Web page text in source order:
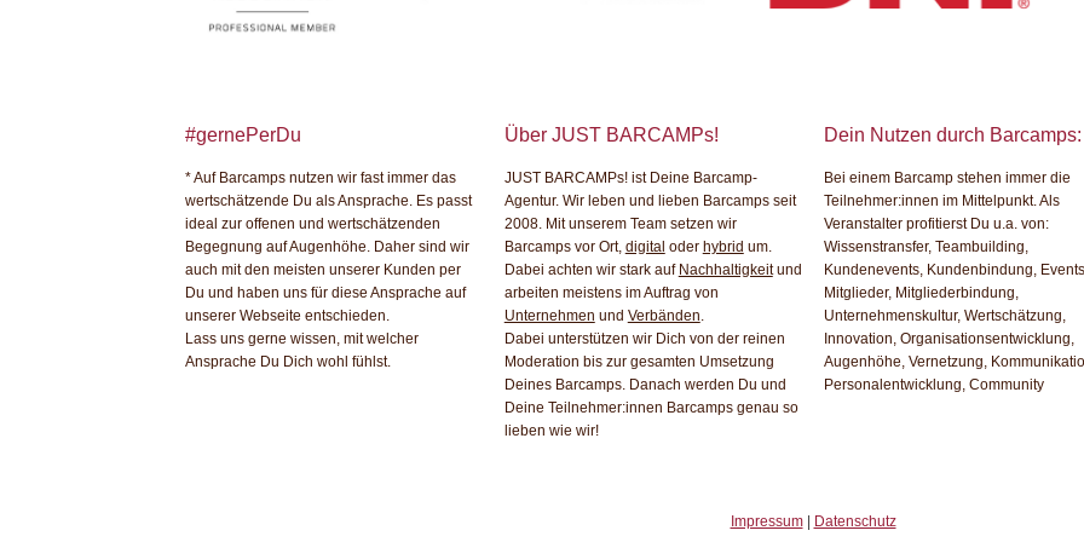
#gernePerDu
* Auf Barcamps nutzen wir fast immer das
wertschätzende Du als Ansprache. Es passt
ideal zur offenen und wertschätzenden
Begegnung auf Augenhöhe. Daher sind wir
auch mit den meisten unserer Kunden per
Du und haben uns für diese Ansprache auf
unserer Webseite entschieden.
Lass uns gerne wissen, mit welcher
Ansprache Du Dich wohl fühlst.
Über JUST BARCAMPs!
JUST BARCAMPs! ist Deine Barcamp-
Agentur. Wir leben und lieben Barcamps seit
2008. Mit unserem Team setzen wir
Barcamps vor Ort, digital oder hybrid um.
Dabei achten wir stark auf Nachhaltigkeitund
arbeiten meistens im Auftrag von
Unternehmen und Verbänden.
Dabei unterstützen wir Dich von der reinen
Moderation bis zur gesamten Umsetzung
Deines Barcamps. Danach werden Du und
Deine Teilnehmer:innen Barcamps genau so
lieben wie wir!
Dein Nutzen durch Barcamps:
Bei einem Barcamp stehen immer die
Teilnehmer:innen im Mittelpunkt. Als
Veranstalter profitierst Du u.a. von:
Wissenstransfer, Teambuilding,
Kundenevents, Kundenbindung,
Mitglieder, Mitgliederbindung,
Unternehmenskultur, Wertschätzung,
Innovation, Organisationsentwicklung,
Augenhöhe, Vernetzung,
Personalentwicklung, Community
Impressum| Datenschutz